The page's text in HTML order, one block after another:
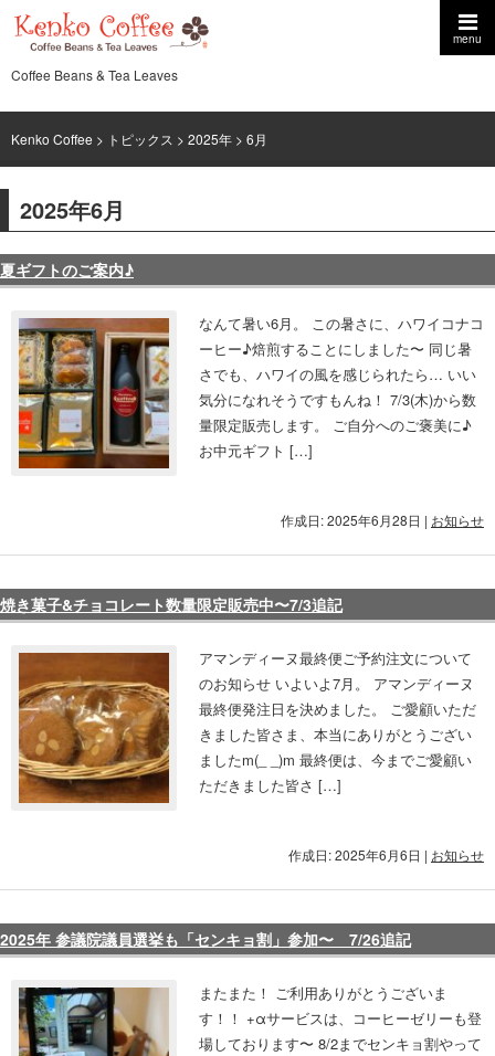
menu
Coffee Beans & Tea Leaves
Kenko Coffee > トピックス > 2025年 > 6月
2025年6月
夏ギフトのご案内♪
なんて暑い6月。 この暑さに、ハワイコナコ
ーヒー♪焙煎することにしました〜 同じ暑
さでも、ハワイの風を感じられたら… いい
気分になれそうですもんね！ 7/3(木)から数
量限定販売します。 ご自分へのご褒美に♪
お中元ギフト […]
作成日: 2025年6月28日 | お知らせ
焼き菓子&チョコレート数量限定販売中〜7/3追記
アマンディーヌ最終便ご予約注文について
のお知らせ いよいよ7月。 アマンディーヌ
最終便発注日を決めました。 ご愛顧いただ
きました皆さま、本当にありがとうござい
ましたm(_ _)m 最終便は、今までご愛顧い
ただきました皆さ […]
作成日: 2025年6月6日 | お知らせ
2025年 参議院議員選挙も「センキョ割」参加〜 7/26追記
またまた！ ご利用ありがとうございま
す！！ +αサービスは、コーヒーゼリーも登
場しております〜 8/2までセンキョ割やって